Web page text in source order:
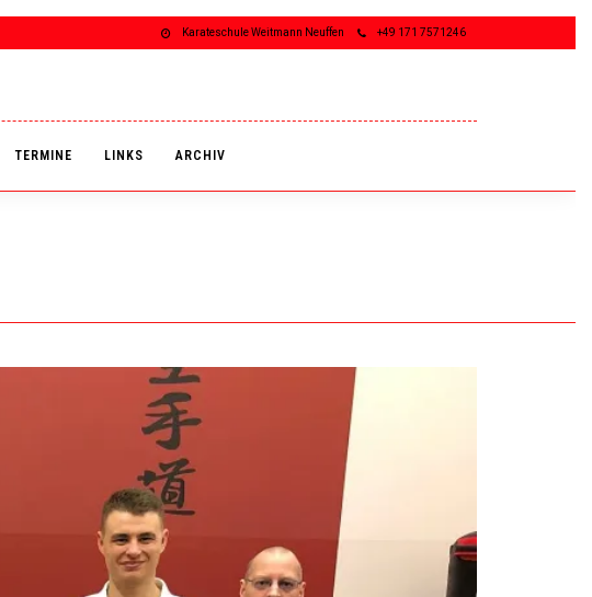
Karateschule Weitmann Neuffen +49 171 7571246
TERMINE LINKS ARCHIV